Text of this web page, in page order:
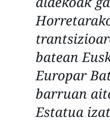
batean
Europar
barruan
Estatua